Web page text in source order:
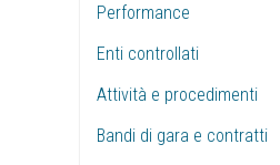
Performance
Enti controllati
Attività e procedimenti
Bandi di gara e contratti